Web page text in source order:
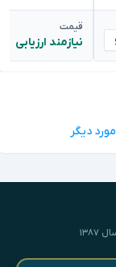
قیمت
نیازمند ارزیابی